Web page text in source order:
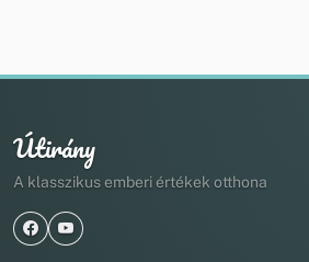
Útirány
A klasszikus emberi értékek otthona